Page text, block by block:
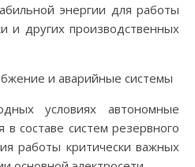
энергии для работы
и других производственных
и аварийные системы
условиях автономные
составе систем резервного
работы критически важных